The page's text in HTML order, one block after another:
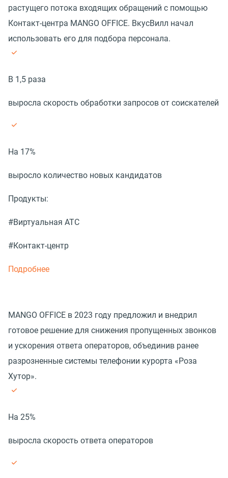
растущего потока входящих обращений с помощью
Контакт-центра MANGO OFFICE. ВкусВилл начал
использовать его для подбора персонала.
В 1,5 раза
выросла скорость обработки запросов от соискателей
На 17%
выросло количество новых кандидатов
Продукты:
#Виртуальная АТС
#Контакт-центр
Подробнее
MANGO OFFICE в 2023 году предложил и внедрил
готовое решение для снижения пропущенных звонков
и ускорения ответа операторов, объединив ранее
разрозненные системы телефонии курорта «Роза
Хутор».
На 25%
выросла скорость ответа операторов